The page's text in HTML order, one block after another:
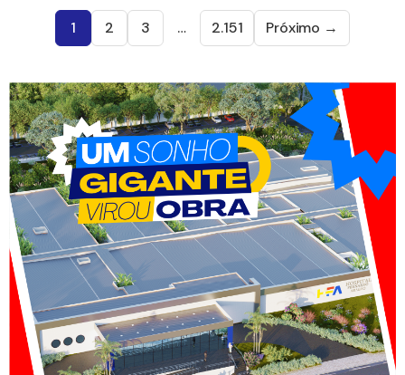
1 2 3 … 2.151 Próximo →